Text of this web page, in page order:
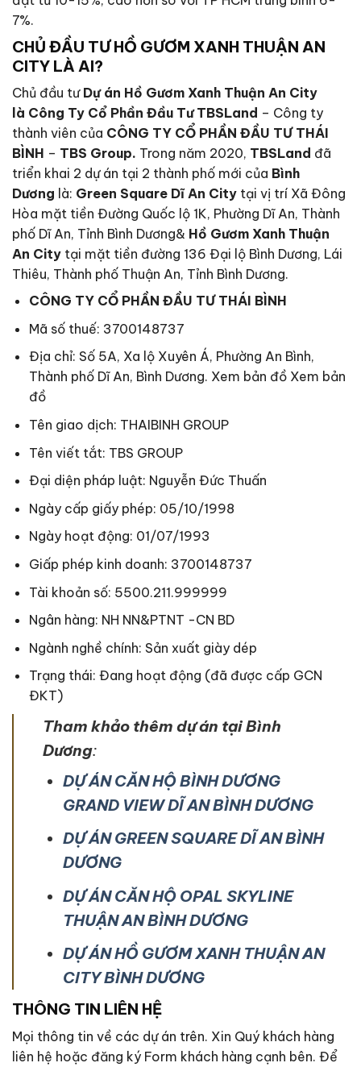
7%.
CHỦ ĐẦU TƯ HỒ GƯƠM XANH THUẬN AN
CITY LÀ AI?
Chủ đầu tư Dự án Hồ Gươm Xanh Thuận An City
là Công Ty Cổ Phần Đầu Tư TBSLand – Công ty
thành viên của CÔNG TY CỔ PHẦN ĐẦU TƯ THÁI
BÌNH – TBS Group. Trong năm 2020, TBSLand đã
triển khai 2 dự án tại 2 thành phố mới của Bình
Dương là: Green Square Dĩ An City tại vị trí Xã Đông
Hòa mặt tiền Đường Quốc lộ 1K, Phường Dĩ An, Thành
phố Dĩ An, Tỉnh Bình Dương& Hồ Gươm Xanh Thuận
An City tại mặt tiền đường 136 Đại lộ Bình Dương, Lái
Thiêu, Thành phố Thuận An, Tỉnh Bình Dương.
CÔNG TY CỔ PHẦN ĐẦU TƯ THÁI BÌNH
Mã số thuế: 3700148737
Địa chỉ: Số 5A, Xa lộ Xuyên Á, Phường An Bình,
Thành phố Dĩ An, Bình Dương. Xem bản đồ Xem bản
đồ
Tên giao dịch: THAIBINH GROUP
Tên viết tắt: TBS GROUP
Đại diện pháp luật: Nguyễn Đức Thuấn
Ngày cấp giấy phép: 05/10/1998
Ngày hoạt động: 01/07/1993
Giấp phép kinh doanh: 3700148737
Tài khoản số: 5500.211.999999
Ngân hàng: NH NN&PTNT -CN BD
Ngành nghề chính: Sản xuất giày dép
Trạng thái: Đang hoạt động (đã được cấp GCN
ĐKT)
Tham khảo thêm dự án tại Bình
Dương:
DỰ ÁN CĂN HỘ BÌNH DƯƠNG
GRAND VIEW DĨ AN BÌNH DƯƠNG
DỰ ÁN GREEN SQUARE DĨ AN BÌNH
DƯƠNG
DỰ ÁN CĂN HỘ OPAL SKYLINE
THUẬN AN BÌNH DƯƠNG
DỰ ÁN HỒ GƯƠM XANH THUẬN AN
CITY BÌNH DƯƠNG
THÔNG TIN LIÊN HỆ
Mọi thông tin về các dự án trên. Xin Quý khách hàng
liên hệ hoặc đăng ký Form khách hàng cạnh bên. Để